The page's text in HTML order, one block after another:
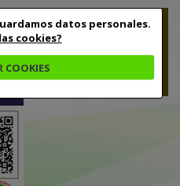
datos personales.
cookies?
COOKIES